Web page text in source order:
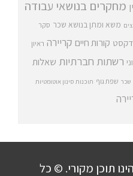
מחקרים בנושאי עבודה
משא ומתן בנושא שכר סקר
קורות חיים קריירה ראיון
רשתות חברתיות שאלות
שכר שפת גוף תוכנות סינון אוטומטיות
תוכן מקורי. © כל